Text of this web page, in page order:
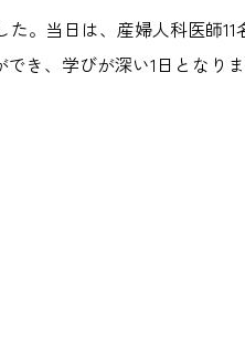
た。当日は、産婦人科医師11
き、学びが深い1 日となりま